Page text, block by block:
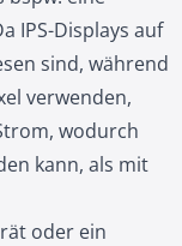
IPS-Displays auf
sind, während
verwenden,
wodurch
kann, als mit
oder ein